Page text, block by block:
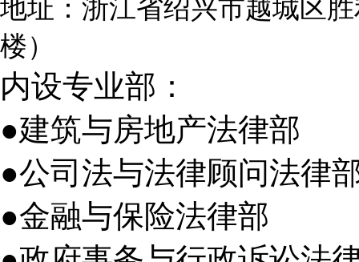
地址：浙江省绍兴市越城区
楼）
内设专业部：
●建筑与房地产法律部
●公司法与法律顾问法律
●金融与保险法律部